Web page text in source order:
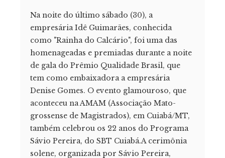
Na noite do último sábado (30), a
empresária Idê Guimarães, conhecida
como "Rainha do Calcário", foi uma das
homenageadas e premiadas durante a noite
de gala do Prêmio Qualidade Brasil, que
tem como embaixadora a empresária
Denise Gomes. O evento glamouroso, que
aconteceu na AMAM (Associação Mato-
grossense de Magistrados), em Cuiabá/MT,
também celebrou os 22 anos do Programa
Sávio Pereira, do SBT Cuiabá.A cerimônia
solene, organizada por Sávio Pereira,